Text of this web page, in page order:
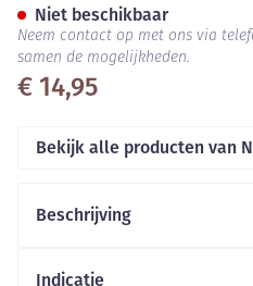
€ 14,95
Niet beschikbaar
Neem contact op met ons via
samen de mogelijkheden.
Bekijk alle producten van
Beschrijving
Indicatie